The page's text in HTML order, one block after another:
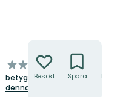
av
5
stjärnor
betygsätt
denna plats!
Besökt Spara